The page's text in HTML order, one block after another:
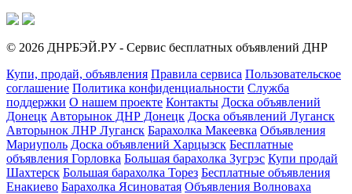
© 2026 ДНРБЭЙ.РУ - Сервис бесплатных объявлений ДНР
Купи, продай, объявления Правила сервиса Пользовательское
соглашение Политика конфиденциальности Служба
поддержки О нашем проекте Контакты Доска объявлений
Донецк Авторынок ДНР Донецк Доска объявлений Луганск
Авторынок ЛНР Луганск Барахолка Макеевка Объявления
Мариуполь Доска объявлений Харцызск Бесплатные
объявления Горловка Большая барахолка Зугрэс Купи продай
Шахтерск Большая барахолка Торез Бесплатные объявления
Енакиево Барахолка Ясиноватая Объявления Волноваха